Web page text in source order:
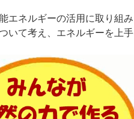
ネルギーの活用に取り組み
て考え、エネルギーを上手